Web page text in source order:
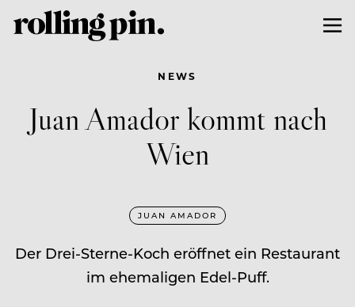
NEWS
Juan Amador kommt nach
Wien
JUAN AMADOR
Der Drei-Sterne-Koch eröffnet ein Restaurant
im ehemaligen Edel-Puff.